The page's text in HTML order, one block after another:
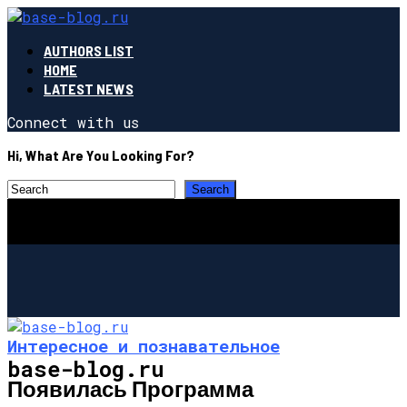
AUTHORS LIST
HOME
LATEST NEWS
Connect with us
Hi, What Are You Looking For?
base-blog.ru
Интересное и познавательное
Появилась Программа